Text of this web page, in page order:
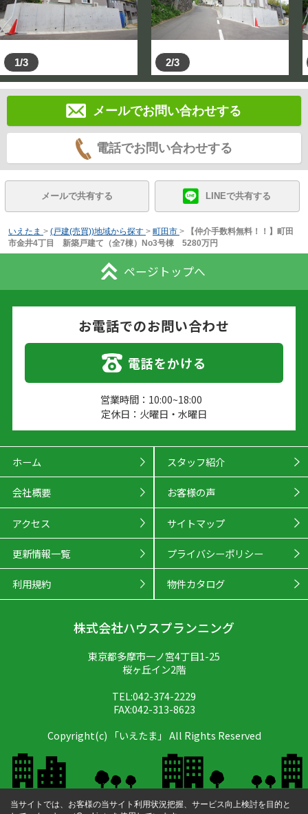
1/3 2/3
メールでお問い合わせする
電話でお問い合わせする
メールで共有する LINEで共有する
いえたま > (戸建(売買))地域から探す > 町田市 >
【仲介手数料無料！！】町田
市金井4丁目 新築戸建て（全7棟）No3号棟 5280万円
ページトップへ
お電話でのお問い合わせ
電話をかける
営業時間：10:00~18:00
定休日：火曜日・水曜日
ホーム スタッフ紹介
会社概要 お客様の声
アクセス サイトマップ
更新情報一覧 プライバシーポリシー
利用規約 物件カタログ
株式会社ハウスプランニング
東京都多摩市一ノ宮4丁目1-25
桜ヶ丘イン2階
TEL:042-374-2229
FAX:042-313-8623
Copyright(c) 「いえたま」 All Rights Reserved
当サイトでは、お客様の当サイト利用状況把握、サービス向上検討を目的と